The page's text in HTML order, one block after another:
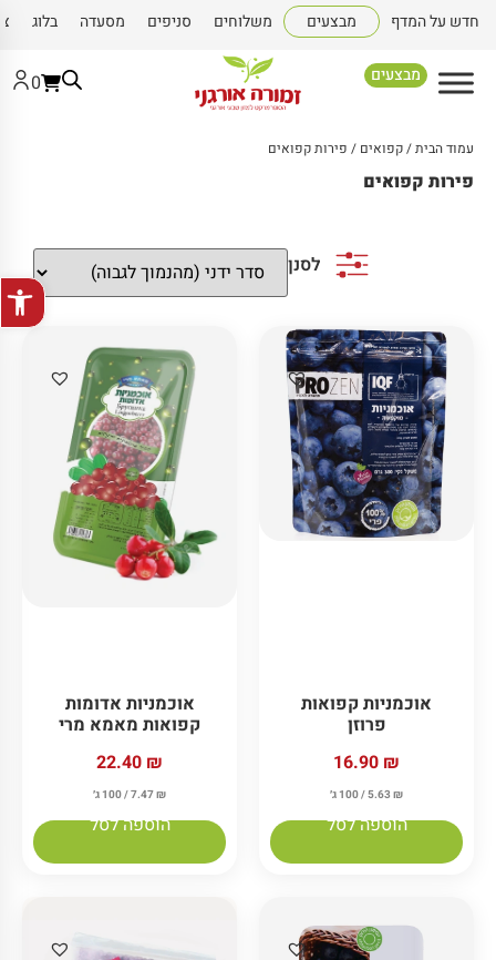
פתח
חדש על המדף מבצעים משלוחים סניפים מסעדה בלוג
מבצעים 0
עמוד הבית/קפואים / פירות קפואים
פירות קפואים
לסנן
אוכמניות קפואות
פרוזן
16.90 ₪
5.63 ₪ / 100 ג׳
הוספה לסל
אוכמניות אדומות
קפואות מאמא מרי
22.40 ₪
7.47₪ / 100 ג׳
הוספה לסל